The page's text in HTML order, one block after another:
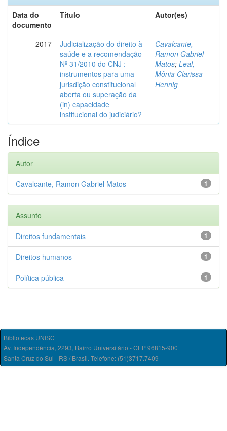
Data do
documento
Título Autor(es)
2017
Judicialização do direito à
saúde e a recomendação
Nº 31/2010 do CNJ :
instrumentos para uma
jurisdição constitucional
aberta ou superação da
(in) capacidade
institucional do judiciário?
Cavalcante,
Ramon Gabriel
Matos; Leal,
Mônia Clarissa
Hennig
Índice
Autor
1
Cavalcante, Ramon Gabriel Matos
Assunto
1
Direitos fundamentais
1
Direitos humanos
1
Política pública
Bibliotecas UNISC
Av. Independência, 2293, Bairro Universitário - CEP 96815-900
Santa Cruz do Sul - RS / Brasil. Telefone: (51)3717.7409